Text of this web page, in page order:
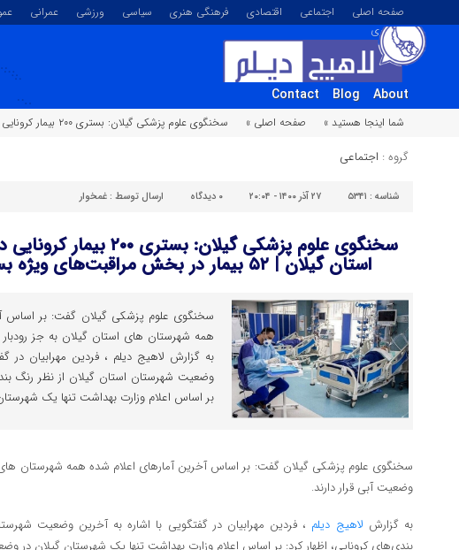
صفحه اصلی اجتماعی اقتصادی فرهنگی هنری سیاسی ورزشی عمرانی
تصویری
About
Blog
Contact
شما اینجا هستید »
صفحه اصلی » سخنگوی علوم پزشکی گیلان: بستری ۲۰۰ بیمار کرونایی در بیمارستان‌های استان گیلان | ۵۲ بیمار در بخش مراقبت‌های ویژه بستری هستند
گروه : اجتماعی
شناسه : ۵۳۴۱ ۲۷ آذر ۱۴۰۰ - ۲۰:۰۴ ۰ دیدگاه ارسال توسط : غمخوار
سخنگوی علوم پزشکی گیلان:
استان گیلان | ۵۲ بیمار در بخش مراقبت‌های ویژه بستری هستند
سخنگوی علوم پزشکی گیلان گفت: بر اساس
همه شهرستان های استان گیلان به جز رودبار
به گزارش لاهیج دیلم ، فردین مهرابیان در
وضعیت شهرستان استان گیلان از نظر رنگ
بر اساس اعلام وزارت بهداشت تنها یک
سخنگوی علوم پزشکی گیلان گفت: بر اساس آخرین آمارهای اعلام شده همه شهرستان های
وضعیت آبی قرار دارند.
به گزارش لاهیج دیلم ، فردین مهرابیان در گفتگویی با اشاره به آخرین وضعیت
بندی‌های کرونایی، اظهار کرد: بر اساس اعلام وزارت بهداشت تنها یک شهرستان گیلان در